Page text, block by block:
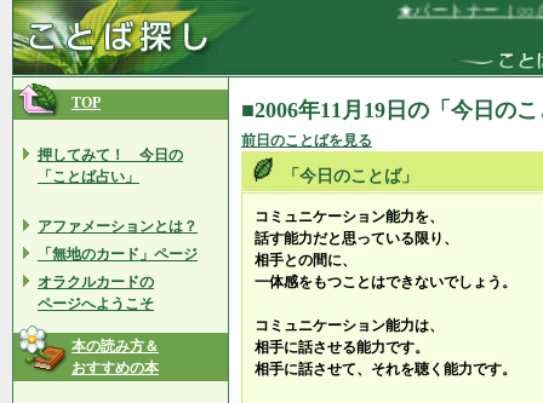
★パートナー（○○さ
TOP
押してみて！ 今日の
「ことば占い」
アファメーションとは？
「無地のカード」ページ
オラクルカードの
ページへようこそ
本の読み方＆
おすすめの本
■2006年11月19日の「今日の
前日のことばを見る
「今日のことば」
コミュニケーション能力を、
話す能力だと思っている限り、
相手との間に、
一体感をもつことはできないでしょう。
コミュニケーション能力は、
相手に話させる能力です。
相手に話させて、それを聴く能力です。